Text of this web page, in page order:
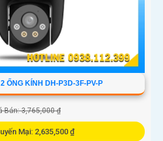
ỐNG KÍNH DH-P3D-3F-PV-P
Bán: 3,765,000 ₫
Mại: 2,635,500 ₫